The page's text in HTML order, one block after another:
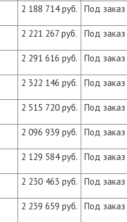
2 188 714 руб. Под заказ
2 221 267 руб. Под заказ
2 291 616 руб. Под заказ
2 322 146 руб. Под заказ
2 515 720 руб. Под заказ
2 096 939 руб. Под заказ
2 129 584 руб. Под заказ
2 230 463 руб. Под заказ
2 239 659 руб. Под заказ